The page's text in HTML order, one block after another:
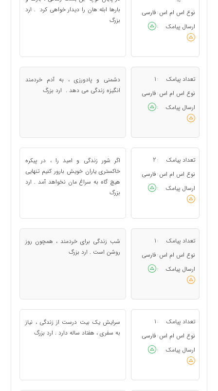
نوع اس ام اس : فارسی
ارسال پیامک
:
بارها ابله هان را دیدار خواهی کرد . ارد
بزرگ
تعداد پیامک :
1
نوع اس ام اس : فارسی
ارسال پیامک
:
دشمنی و پادورزی ، به آدم خردمند
انگیزه زندگی می دهد . ارد بزرگ
تعداد پیامک :
2
نوع اس ام اس : فارسی
ارسال پیامک
:
اگر شور زندگی و امید را ، در پیکره
خاکستری یاران خویش بارور کنیم تنهایی
هیچ گاه به سراغ مان نخواهد آمد . ارد
بزرگ
تعداد پیامک :
1
نوع اس ام اس : فارسی
ارسال پیامک
:
شب زندگی برای خردمند ، همچون روز
روشن است . ارد بزرگ
تعداد پیامک :
1
نوع اس ام اس : فارسی
ارسال پیامک
:
سرایش یک بیت درست از زندگی ، نیاز
به سفری ، هفتاد ساله دارد . ارد بزرگ